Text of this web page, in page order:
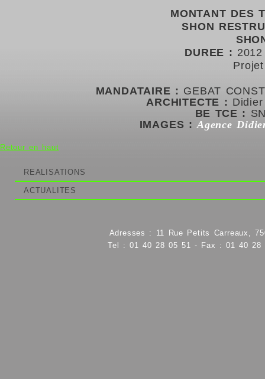
MONTANT DES
SHON
DUREE :
MANDATAIRE : GEBAT
ARCHITECTE :
BE TCE :
IMAGES : Agence
Retour en haut
REALISATIONS
ACTUALITES
Adresses : 11 Rue Petits Carreaux,
Tel : 01 40 28 05 51 - Fax : 01 40